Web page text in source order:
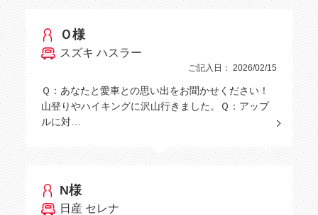
Ｏ様
スズキ ハスラー
ご記入日： 2026/02/15
Ｑ：あなたと愛車との思い出をお聞かせください！
山登りやハイキングに沢山行きました。Ｑ：アップ
ルに対…
N様
日産 セレナ